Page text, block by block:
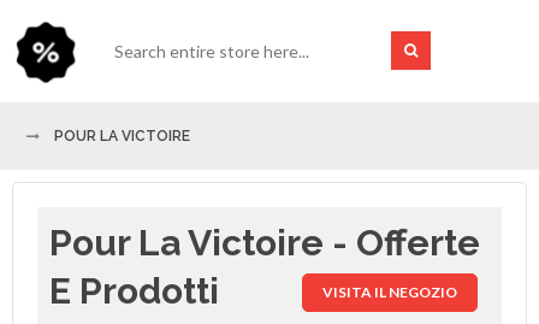
POUR LA VICTOIRE
Pour La Victoire - Offerte
E Prodotti
VISITA IL NEGOZIO